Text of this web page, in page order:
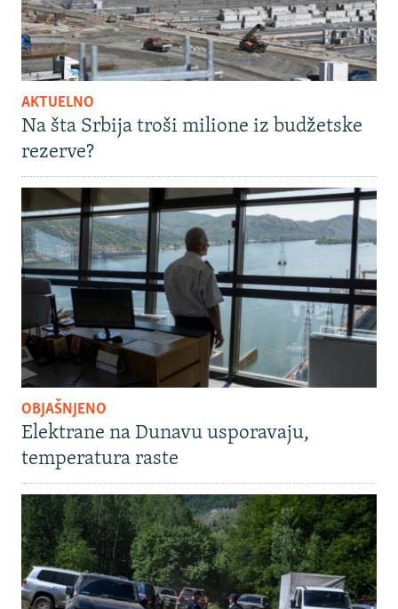
AKTUELNO
Na šta Srbija troši milione iz budžetske
rezerve?
OBJAŠNJENO
Elektrane na Dunavu usporavaju,
temperatura raste